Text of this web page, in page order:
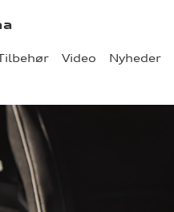
Video Nyheder